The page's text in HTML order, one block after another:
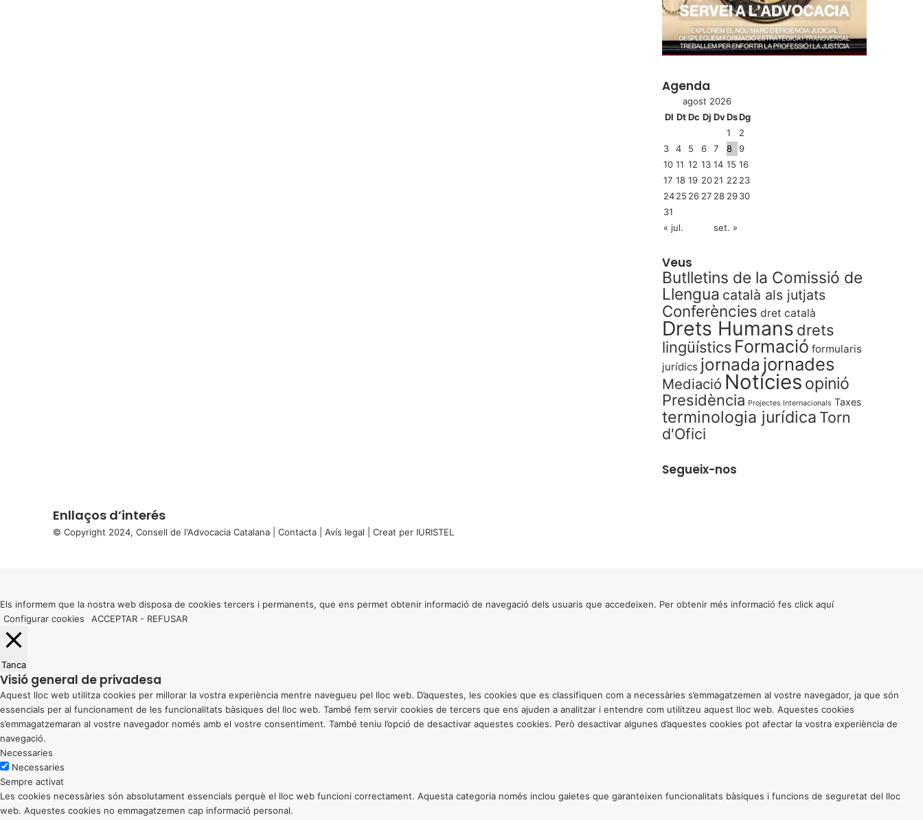
Agenda
agost 2026
Dl Dt Dc Dj DvDsDg
1
2
3
4 5 6 7 8
9
10 11 12 13 14 15 16
17 18 19 2021 22 23
2425 26 27 28 2930
31
« jul.
set. »
Veus
Butlletins de la Comissió de
Llengua català als jutjats
Conferències dret català
Drets Humans drets
lingüístics Formació formularis
jurídics jornada jornades
Mediació Notícies opinió
Presidència Projectes Internacionals Taxes
terminologia jurídica Torn
d'Ofici
Segueix-nos
Enllaços d’interés
© Copyright 2024, Consell de l'Advocacia Catalana | Contacta Avís legal | Creat per IURISTEL
button
Els informem que la nostra web disposa de cookies tercers i permanents, que ens permet obtenir informació de navegació dels usuaris que accedeixen. Per obtenir més informació fes click aquí
Configurar cookies
ACCEPTAR - REFUSAR
Tanca
Visió general de privadesa
Aquest lloc web utilitza cookies per millorar la vostra experiència mentre navegueu pel lloc web. D’aquestes, les cookies que es classifiquen com a necessàries s’emmagatzemen al vostre navegador, ja que són
essencials per al funcionament de les funcionalitats bàsiques del lloc web. També fem servir cookies de tercers que ens ajuden a analitzar i entendre com utilitzeu aquest lloc web. Aquestes cookies
s’emmagatzemaran al vostre navegador només amb el vostre consentiment. També teniu l’opció de desactivar aquestes cookies. Però desactivar algunes d’aquestes cookies pot afectar la vostra experiència de
navegació.
Necessaries
Necessaries
Sempre activat
Les cookies necessàries són absolutament essencials perquè el lloc web funcioni correctament. Aquesta categoria només inclou galetes que garanteixen funcionalitats bàsiques i funcions de seguretat del lloc
web. Aquestes cookies no emmagatzemen cap informació personal.